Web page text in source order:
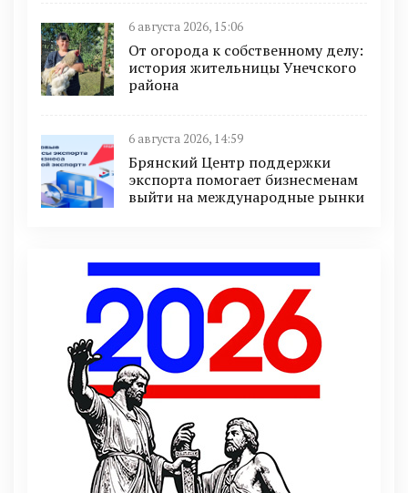
6 августа 2026, 15:06
От огорода к собственному делу:
история жительницы Унечского
района
6 августа 2026, 14:59
Брянский Центр поддержки
экспорта помогает бизнесменам
выйти на международные рынки